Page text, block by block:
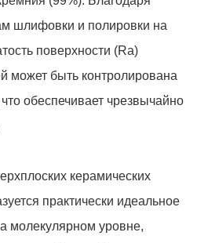
шлифовки и полировки на
поверхности (Ra)
может быть контролирована
обеспечивает чрезвычайно
керамических
практически идеальное
молекулярном уровне,